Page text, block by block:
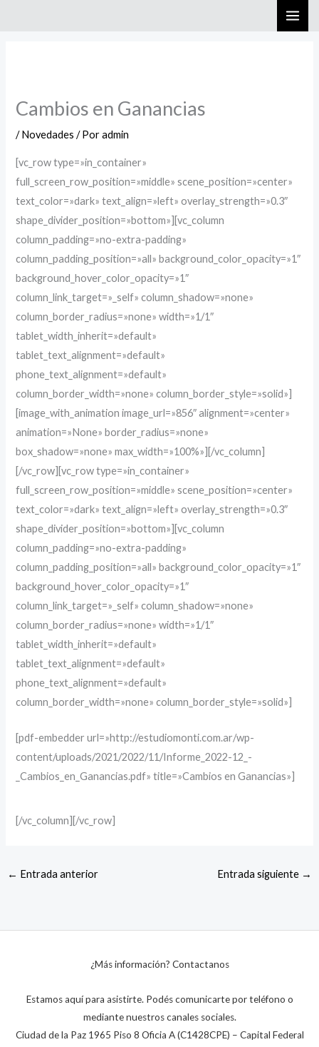
Cambios en Ganancias
/Novedades / Poradmin
[vc_row type=»in_container»
full_screen_row_position=»middle» scene_position=»center»
text_color=»dark» text_align=»left» overlay_strength=»0.3″
shape_divider_position=»bottom»][vc_column
column_padding=»no-extra-padding»
column_padding_position=»all» background_color_opacity=»1″
background_hover_color_opacity=»1″
column_link_target=»_self» column_shadow=»none»
column_border_radius=»none» width=»1/1″
tablet_width_inherit=»default»
tablet_text_alignment=»default»
phone_text_alignment=»default»
column_border_width=»none» column_border_style=»solid»]
[image_with_animation image_url=»856″ alignment=»center»
animation=»None» border_radius=»none»
box_shadow=»none» max_width=»100%»][/vc_column]
[/vc_row][vc_row type=»in_container»
full_screen_row_position=»middle» scene_position=»center»
text_color=»dark» text_align=»left» overlay_strength=»0.3″
shape_divider_position=»bottom»][vc_column
column_padding=»no-extra-padding»
column_padding_position=»all» background_color_opacity=»1″
background_hover_color_opacity=»1″
column_link_target=»_self» column_shadow=»none»
column_border_radius=»none» width=»1/1″
tablet_width_inherit=»default»
tablet_text_alignment=»default»
phone_text_alignment=»default»
column_border_width=»none» column_border_style=»solid»]
[pdf-embedder url=»http://estudiomonti.com.ar/wp-
content/uploads/2021/2022/11/Informe_2022-12_-
_Cambios_en_Ganancias.pdf» title=»Cambios en Ganancias»]
[/vc_column][/vc_row]
← Entrada anterior Entrada siguiente →
¿Más información? Contactanos
Estamos aquí para asistirte. Podés comunicarte por teléfono o
mediante nuestros canales sociales.
Ciudad de la Paz 1965 Piso 8 Oficia A (C1428CPE) – Capital Federal